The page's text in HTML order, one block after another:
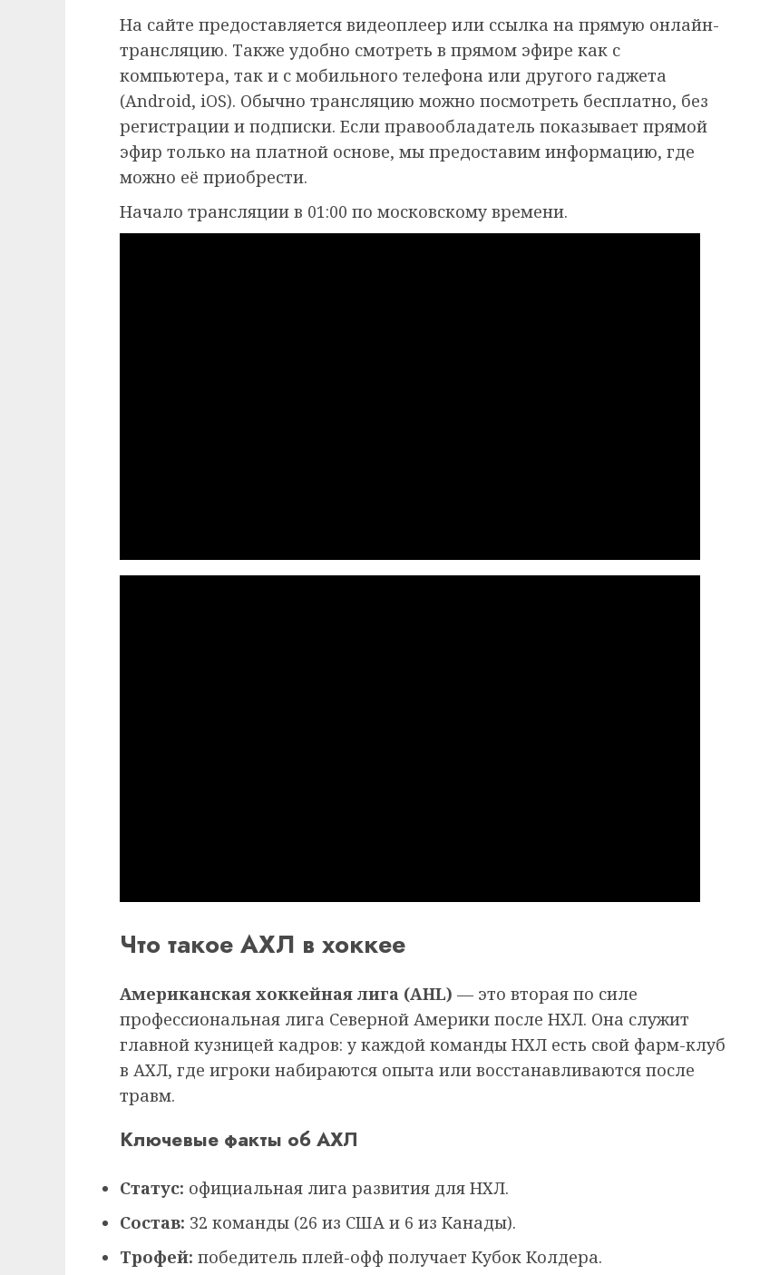
На сайте предоставляется видеоплеер или ссылка на прямую онлайн-
трансляцию. Также удобно смотреть в прямом эфире как с
компьютера, так и с мобильного телефона или другого гаджета
(Android, iOS). Обычно трансляцию можно посмотреть бесплатно, без
регистрации и подписки. Если правообладатель показывает прямой
эфир только на платной основе, мы предоставим информацию, где
можно её приобрести.
Начало трансляции в 01:00 по московскому времени.
Что такое АХЛ в хоккее
Американская хоккейная лига (AHL) — это вторая по силе
профессиональная лига Северной Америки после НХЛ. Она служит
главной кузницей кадров: у каждой команды НХЛ есть свой фарм-клуб
в АХЛ, где игроки набираются опыта или восстанавливаются после
травм.
Ключевые факты об АХЛ
Статус: официальная лига развития для НХЛ.
Состав: 32 команды (26 из США и 6 из Канады).
Трофей: победитель плей-офф получает Кубок Колдера.